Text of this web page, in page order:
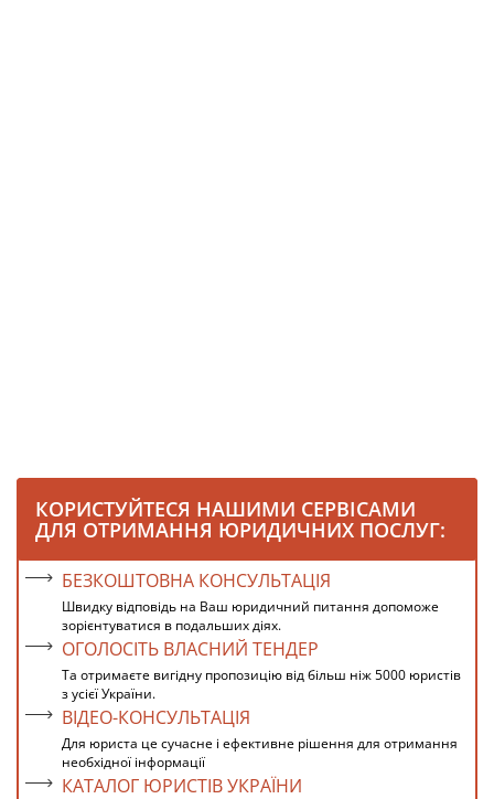
КОРИСТУЙТЕСЯ НАШИМИ СЕРВІСАМИ
ДЛЯ ОТРИМАННЯ ЮРИДИЧНИХ ПОСЛУГ:
БЕЗКОШТОВНА КОНСУЛЬТАЦІЯ
Швидку відповідь на Ваш юридичний питання допоможе
зорієнтуватися в подальших діях.
ОГОЛОСІТЬ ВЛАСНИЙ ТЕНДЕР
Та отримаєте вигідну пропозицію від більш ніж 5000 юристів
з усієї України.
ВІДЕО-КОНСУЛЬТАЦІЯ
Для юриста це сучасне і ефективне рішення для отримання
необхідної інформації
КАТАЛОГ ЮРИСТІВ УКРАЇНИ